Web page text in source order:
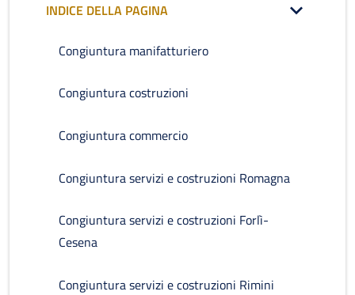
INDICE DELLA PAGINA
Congiuntura manifatturiero
Congiuntura costruzioni
Congiuntura commercio
Congiuntura servizi e costruzioni Romagna
Congiuntura servizi e costruzioni Forlì-
Cesena
Congiuntura servizi e costruzioni Rimini